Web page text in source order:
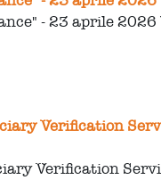
- 23 aprile 2026
Verification
Verification